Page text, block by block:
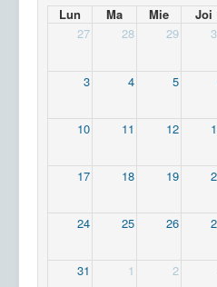
Lun Ma Mie Joi
27
28 29
3 4 5
10 11 12
17 18 19
24 25 26
31 1 2